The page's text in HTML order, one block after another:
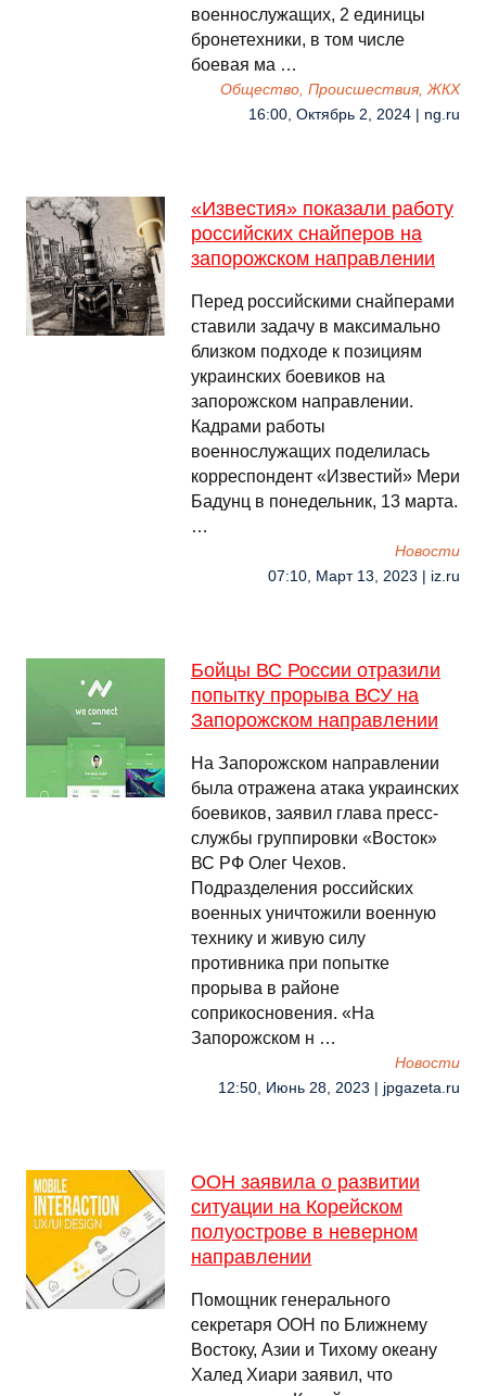
военнослужащих, 2 единицы
бронетехники, в том числе
боевая ма …
Общество, Происшествия, ЖКХ
16:00, Октябрь 2, 2024 | ng.ru
«Известия» показали работу
российских снайперов на
запорожском направлении
Перед российскими снайперами
ставили задачу в максимально
близком подходе к позициям
украинских боевиков на
запорожском направлении.
Кадрами работы
военнослужащих поделилась
корреспондент «Известий» Мери
Бадунц в понедельник, 13 марта.
…
Новости
07:10, Март 13, 2023 | iz.ru
Бойцы ВС России отразили
попытку прорыва ВСУ на
Запорожском направлении
На Запорожском направлении
была отражена атака украинских
боевиков, заявил глава пресс-
службы группировки «Восток»
ВС РФ Олег Чехов.
Подразделения российских
военных уничтожили военную
технику и живую силу
противника при попытке
прорыва в районе
соприкосновения. «На
Запорожском н …
Новости
12:50, Июнь 28, 2023 | jpgazeta.ru
ООН заявила о развитии
ситуации на Корейском
полуострове в неверном
направлении
Помощник генерального
секретаря ООН по Ближнему
Востоку, Азии и Тихому океану
Халед Хиари заявил, что